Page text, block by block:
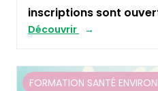
inscriptions sont
Découvrir
FORMATION SANTÉ